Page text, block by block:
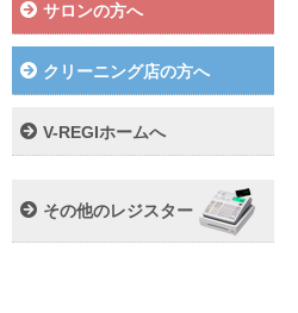
サロンの方へ
クリーニング店の方へ
V-REGIホームへ
その他のレジスター